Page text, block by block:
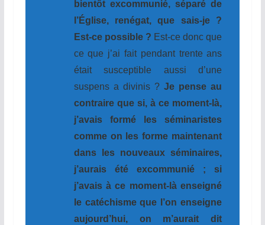
bientôt excommunié, séparé de
l’Église, renégat, que sais-je ?
Est-ce possible ? Est-ce donc que
ce que j’ai fait pendant trente ans
était susceptible aussi d’une
suspens a divinis ?Je pense au
contraire que si, à ce moment-là,
j’avais formé les séminaristes
comme on les forme maintenant
dans les nouveaux séminaires,
j’aurais été excommunié ; si
j’avais à ce moment-là enseigné
le catéchisme que l’on enseigne
aujourd’hui, on m’aurait dit